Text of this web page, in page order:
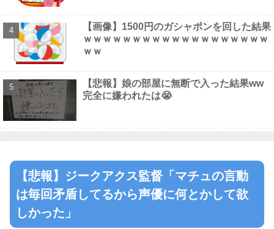
【画像】1500円のガシャポンを回した結果
ｗｗｗｗｗｗｗｗｗｗｗｗｗｗｗｗｗｗｗ
ｗｗ
【悲報】娘の部屋に無断で入った結果ww
完全に嫌われたは😭
【悲報】ジークアクス監督「マチュの言動
は毎回矛盾してるから声優に何とかして欲
しかった」